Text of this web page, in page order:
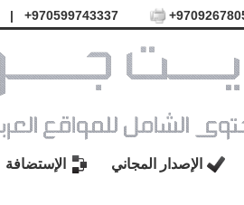
970599743337+
|
الإصدار المجاني الإستضافة